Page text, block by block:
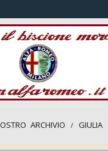
ARCHIVIO GIULIA